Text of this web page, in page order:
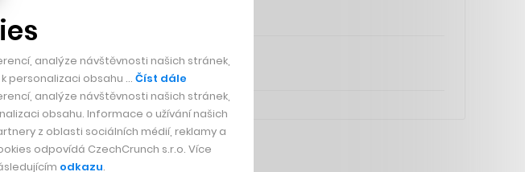
analýze návštěvnosti našich stránek,
personalizaci obsahu … Číst dále
analýze návštěvnosti našich stránek,
obsahu. Informace o užívání našich
z oblasti sociálních médií, reklamy a
odpovídá CzechCrunch s.r.o. Více
odkazu.